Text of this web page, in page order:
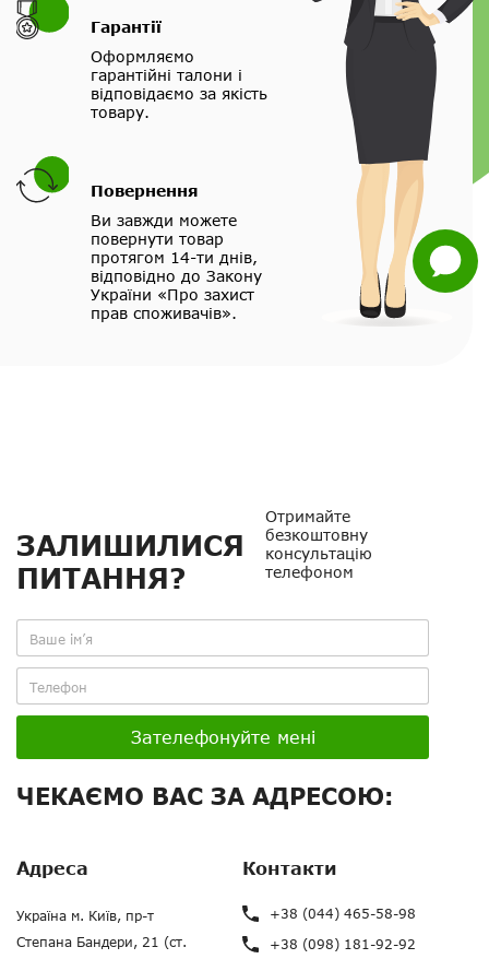
Нагору
Telegram
Viber
Whatsapp
Facebook
Задати
питання
Гарантії
Оформляємо
гарантійні талони і
відповідаємо за якість
товару.
Повернення
Ви завжди можете
повернути товар
протягом 14-ти днів,
відповідно до Закону
України «Про захист
прав споживачів».
ЗАЛИШИЛИСЯ
ПИТАННЯ?
Отримайте
безкоштовну
консультацію
телефоном
Зателефонуйте мені
ЧЕКАЄМО ВАС ЗА АДРЕСОЮ:
Адреса
Україна м. Київ, пр-т
Степана Бандери, 21 (ст.
Контакти
+38 (044) 465-58-98
+38 (098) 181-92-92